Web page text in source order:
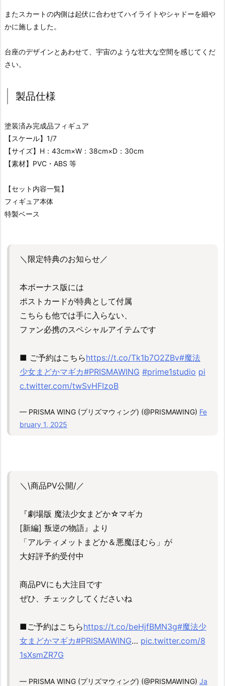
またスカートの内側は起伏に合わせてハイライトやシャドーを細や
かに施しました。
台座のデザインとあわせて、宇宙のような壮大な空間を感じてくだ
さい。
製品仕様
塗装済み完成品フィギュア
【スケール】1/7
【サイズ】H：43cm×W：38cm×D：30cm
【素材】PVC・ABS 等
【セット内容一覧】
フィギュア本体
特製ベース
＼限定特典のお知らせ／
本ボーナス版には
ポストカードが特典として付属
こちらも他では手に入らない、
ファン必携のスペシャルアイテムです
■ ご予約はこちらhttps://t.co/Tk1b7O2ZBv#魔法
少女まどかマギカ#PRISMAWING #prime1studio pi
c.twitter.com/twSvHFIzoB
— PRISMA WING (プリズマウィング) (@PRISMAWING) Fe
bruary 1, 2025
＼\商品PV公開/／
『劇場版 魔法少女まどか☆マギカ
[新編] 叛逆の物語』より
「アルティメットまどか＆悪魔ほむら」が
大好評予約受付中
商品PVにも大注目です
ぜひ、チェックしてくださいね
■ご予約はこちらhttps://t.co/beHjfBMN3g#魔法少
女まどかマギカ#PRISMAWING… pic.twitter.com/8
1sXsmZR7G
— PRISMA WING (プリズマウィング) (@PRISMAWING) Ja